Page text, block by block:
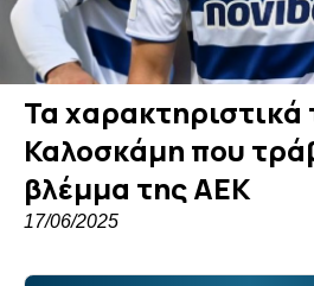
Τα χαρακτηριστικά
Καλοσκάμη που
βλέμμα της ΑΕΚ
17/06/2025